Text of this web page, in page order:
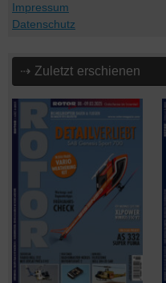
Impressum
Datenschutz
⇢ Zuletzt erschienen